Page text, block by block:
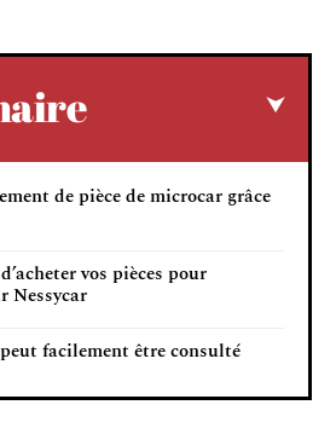
de pièce de microcar grâce
vos pièces pour
Nessycar
facilement être consulté